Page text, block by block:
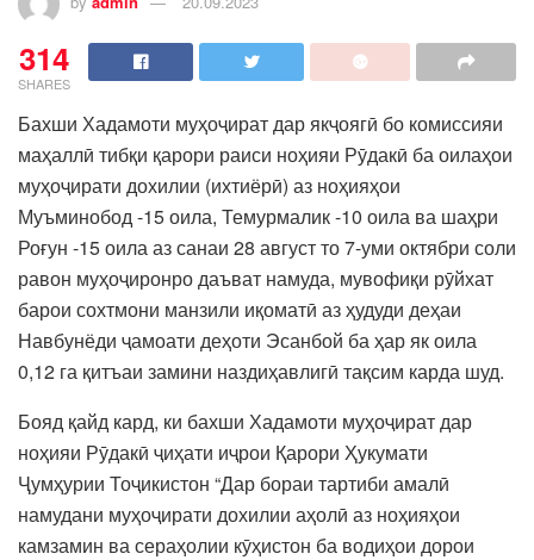
314
SHARES
Бахши Хадамоти муҳоҷират дар якҷоягӣ бо комиссияи
маҳаллӣ тибқи қарори раиси ноҳияи Рӯдакӣ ба оилаҳои
муҳоҷирати дохилии (ихтиёрӣ) аз ноҳияҳои
Муъминобод -15 оила, Темурмалик -10 оила ва шаҳри
Роғун -15 оила аз санаи 28 август то 7-уми октябри соли
равон муҳоҷиронро даъват намуда, мувофиқи рӯйхат
барои сохтмони манзили иқоматӣ аз ҳудуди деҳаи
Навбунёди ҷамоати деҳоти Эсанбой ба ҳар як оила
0,12 га қитъаи замини наздиҳавлигӣ тақсим карда шуд.
Бояд қайд кард, ки бахши Хадамоти муҳоҷират дар
ноҳияи Рӯдакӣ ҷиҳати иҷрои Қарори Ҳукумати
Ҷумҳурии Тоҷикистон “Дар бораи тартиби амалӣ
намудани муҳоҷирати дохилии аҳолӣ аз ноҳияҳои
камзамин ва сераҳолии кӯҳистон ба водиҳои дорои